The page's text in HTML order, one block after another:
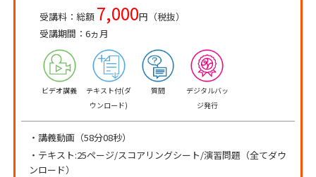
受講料：総額 7,000円（税抜）
受講期間：6ヵ月
ビデオ講義
テキスト付(ダ
ウンロード)
質問
デジタルバッ
ジ発行
・講義動画（58分08秒）
・テキスト:25ページ/スコアリングシート/演習問題（全てダウ
ンロード）